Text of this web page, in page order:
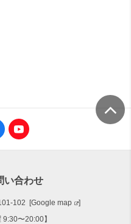
い合わせ
102 [Google map
]
〜20:00】